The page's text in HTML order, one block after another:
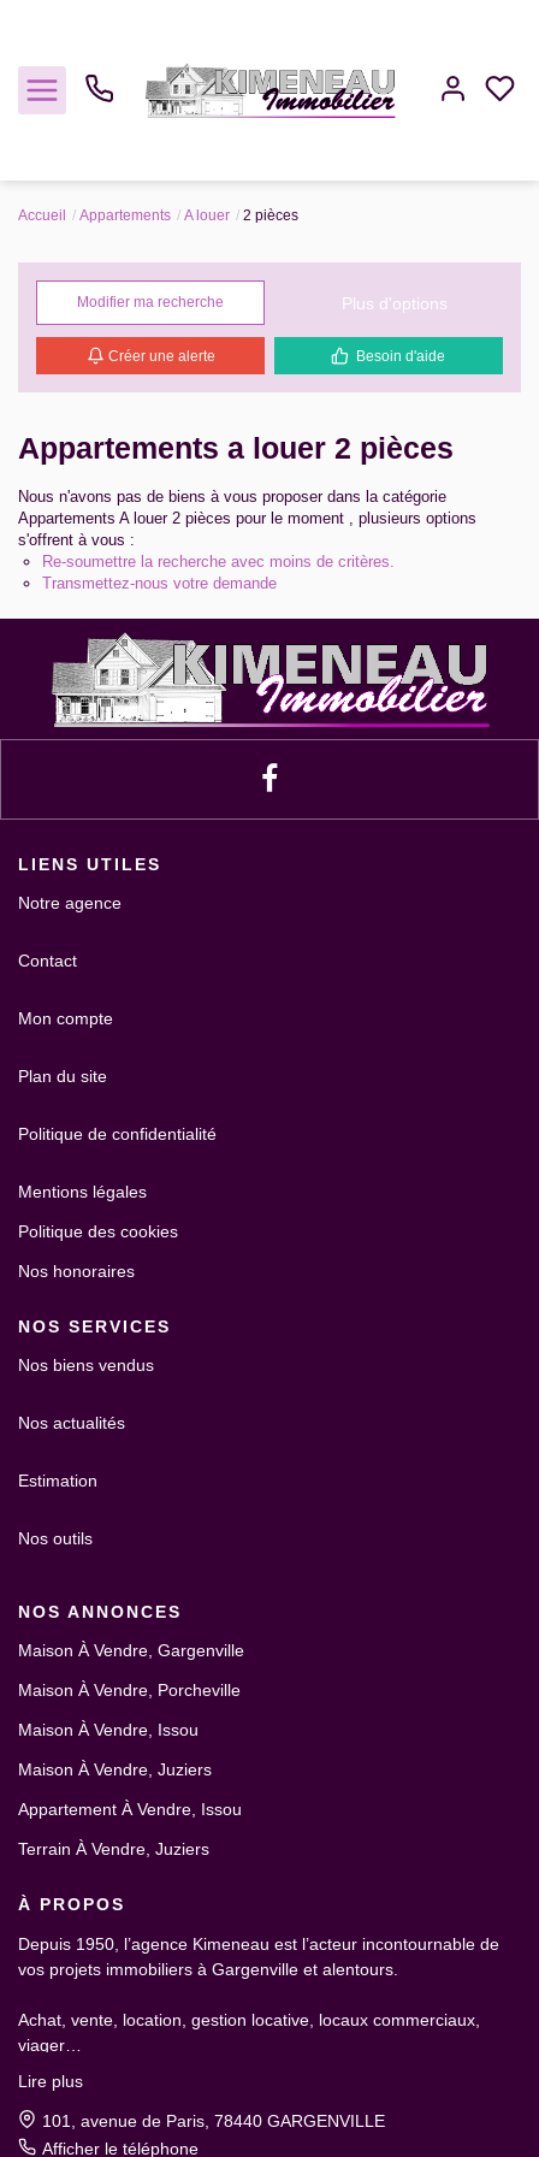
Louer
Estimer
Gestion
Notre Agence
Contact
Extranet Gestion
Accueil Appartements A louer 2 pièces
Modifier ma recherche Plus d'options
Créer une alerte Besoin d'aide
Appartements a louer 2 pièces
Nous n'avons pas de biens à vous proposer dans la catégorie
Appartements A louer 2 pièces pour le moment , plusieurs options
s'offrent à vous :
Re-soumettre la recherche avec moins de critères.
Transmettez-nous votre demande
LIENS UTILES
Notre agence
Contact
Mon compte
Plan du site
Politique de confidentialité
Mentions légales
Politique des cookies
Nos honoraires
NOS SERVICES
Nos biens vendus
Nos actualités
Estimation
Nos outils
NOS ANNONCES
Maison À Vendre, Gargenville
Maison À Vendre, Porcheville
Maison À Vendre, Issou
Maison À Vendre, Juziers
Appartement À Vendre, Issou
Terrain À Vendre, Juziers
À PROPOS
Depuis 1950, l’agence Kimeneau est l’acteur incontournable de
vos projets immobiliers à Gargenville et alentours.
Achat, vente, location, gestion locative, locaux commerciaux,
viager…
Lire plus
101, avenue de Paris, 78440 GARGENVILLE
Afficher le téléphone